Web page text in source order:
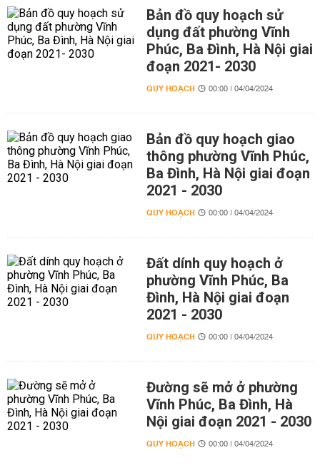
Bản đồ quy hoạch sử
dụng đất phường Vĩnh
Phúc, Ba Đình, Hà Nội giai
đoạn 2021- 2030
QUY HOẠCH 00:00 | 04/04/2024
Bản đồ quy hoạch giao
thông phường Vĩnh Phúc,
Ba Đình, Hà Nội giai đoạn
2021 - 2030
QUY HOẠCH 00:00 | 04/04/2024
Đất dính quy hoạch ở
phường Vĩnh Phúc, Ba
Đình, Hà Nội giai đoạn
2021 - 2030
QUY HOẠCH 00:00 | 04/04/2024
Đường sẽ mở ở phường
Vĩnh Phúc, Ba Đình, Hà
Nội giai đoạn 2021 - 2030
QUY HOẠCH 00:00 | 04/04/2024